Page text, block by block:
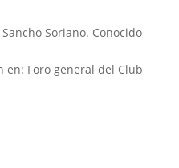
Soriano. Conocido
en: Foro general del Club